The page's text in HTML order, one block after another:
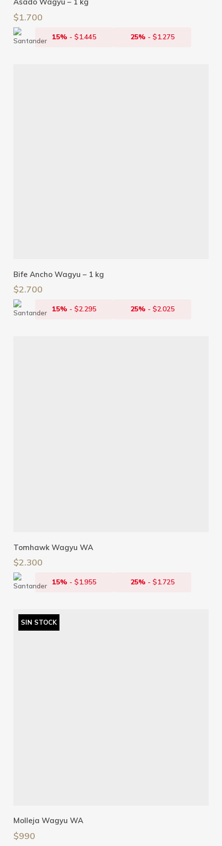
$1.700
15% -$1.445 25% - $1.275
Bife Ancho Wagyu – 1 kg
$2.700
15% -$2.295 25% - $2.025
Añadir Al Carrito
Tomhawk Wagyu WA
$2.300
15% -$1.955 25% - $1.725
SIN STOCK
Molleja Wagyu WA
$990